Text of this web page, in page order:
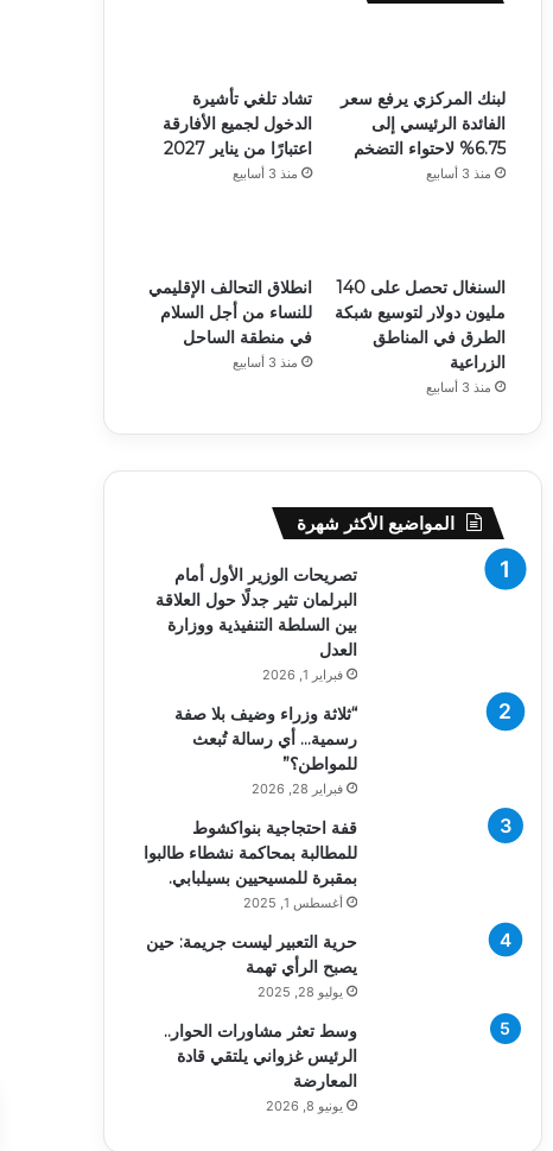
لبنك المركزي يرفع سعر
الفائدة الرئيسي إلى
6.75% لاحتواء التضخم
منذ 3 أسابيع
تشاد تلغي تأشيرة
الدخول لجميع الأفارقة
اعتبارًا من يناير 2027
منذ 3 أسابيع
السنغال تحصل على 140
مليون دولار لتوسيع شبكة
الطرق في المناطق
الزراعية
منذ 3 أسابيع
انطلاق التحالف الإقليمي
للنساء من أجل السلام
في منطقة الساحل
منذ 3 أسابيع
المواضيع الأكثر شهرة
تصريحات الوزير الأول أمام
البرلمان تثير جدلًا حول العلاقة
بين السلطة التنفيذية ووزارة
العدل
فبراير 1, 2026
“ثلاثة وزراء وضيف بلا صفة
رسمية… أي رسالة تُبعث
للمواطن؟”
فبراير 28, 2026
قفة احتجاجية بنواكشوط
للمطالبة بمحاكمة نشطاء طالبوا
بمقبرة للمسيحيين بسيلبابي.
أغسطس 1, 2025
حرية التعبير ليست جريمة: حين
يصبح الرأي تهمة
يوليو 28, 2025
وسط تعثر مشاورات الحوار..
الرئيس غزواني يلتقي قادة
المعارضة
يونيو 8, 2026